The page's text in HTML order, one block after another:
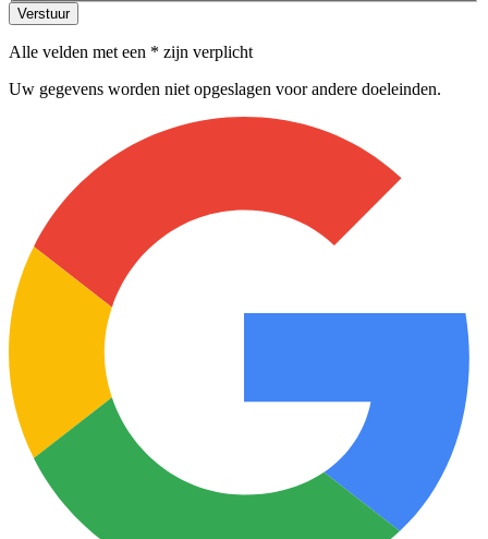
Verstuur
Alle velden met een * zijn verplicht
Uw gegevens worden niet opgeslagen voor andere doeleinden.